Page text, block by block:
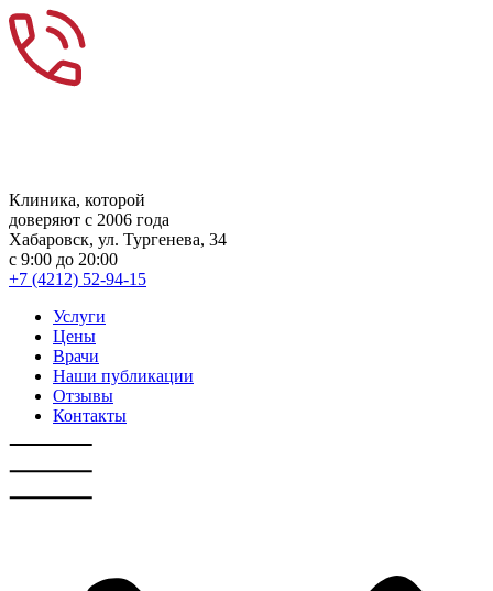
Skip
to
content
Клиника, которой
доверяют с 2006 года
Хабаровск, ул. Тургенева, 34
с 9:00 до 20:00
+7 (4212) 52-94-15
Услуги
Цены
Врачи
Наши публикации
Отзывы
Контакты